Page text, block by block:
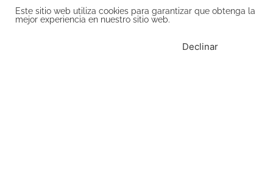
Este sitio web utiliza cookies para garantizar que obtenga la
mejor experiencia en nuestro sitio web.
Declinar